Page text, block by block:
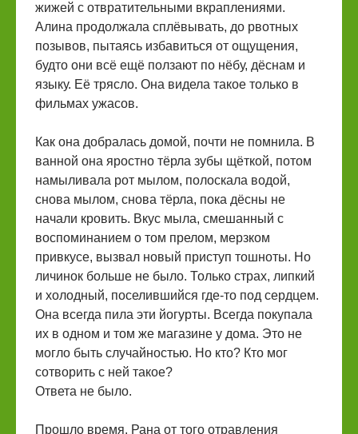
жижей с отвратительными вкраплениями.
Алина продолжала сплёвывать, до рвотных
позывов, пытаясь избавиться от ощущения,
будто они всё ещё ползают по нёбу, дёснам и
языку. Её трясло. Она видела такое только в
фильмах ужасов.
Как она добралась домой, почти не помнила. В
ванной она яростно тёрла зубы щёткой, потом
намыливала рот мылом, полоскала водой,
снова мылом, снова тёрла, пока дёсны не
начали кровить. Вкус мыла, смешанный с
воспоминанием о том прелом, мерзком
привкусе, вызвал новый приступ тошноты. Но
личинок больше не было. Только страх, липкий
и холодный, поселившийся где-то под сердцем.
Она всегда пила эти йогурты. Всегда покупала
их в одном и том же магазине у дома. Это не
могло быть случайностью. Но кто? Кто мог
сотворить с ней такое?
Ответа не было.
Прошло время. Рана от того отравления